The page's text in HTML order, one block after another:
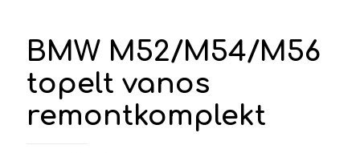
BMW M52/M54/M56
topelt vanos
remontkomplekt